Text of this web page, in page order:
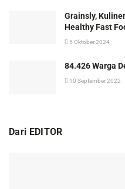
Grainsly,
Healthy Fast
5 Oktober 2024
84.426 Warga
10 September 2022
Dari EDITOR